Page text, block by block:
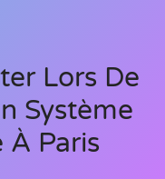
Lors De
Système
À Paris